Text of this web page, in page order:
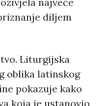
diljem
Liturgijska
oblika latinskog
pokazuje kako
koja je ustanovio